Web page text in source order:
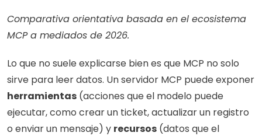
Comparativa orientativa basada en el ecosistema
MCP a mediados de 2026.
Lo que no suele explicarse bien es que MCP no solo
herramientas (acciones que el modelo puede
ejecutar, como crear un ticket, actualizar un registro
o enviar un mensaje) y recursos (datos que el